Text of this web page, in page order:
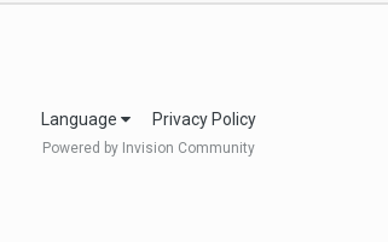
Language Privacy Policy
Powered by Invision Community